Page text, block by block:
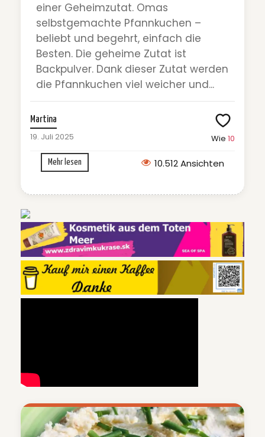
einer Geheimzutat. Omas
selbstgemachte Pfannkuchen –
beliebt und begehrt, einfach die
Besten. Die geheime Zutat ist
Backpulver. Dank dieser Zutat werden
die Pfannkuchen viel weicher und...
Martina
19. Juli 2025 Wie 10
Mehr lesen 10.512 Ansichten